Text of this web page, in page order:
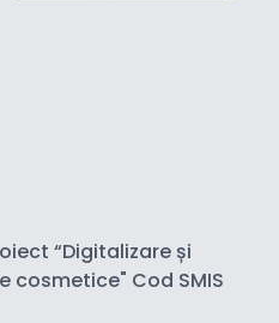
“Digitalizare și
cosmetice" Cod SMIS